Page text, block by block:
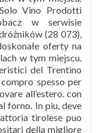
Vino Prodotti
w serwisie
(28 073),
oferty na
w tym miejscu.
del Trentino
spesso per
all’estero. con
forno. In piu, deve
tirolese puo
della migliore